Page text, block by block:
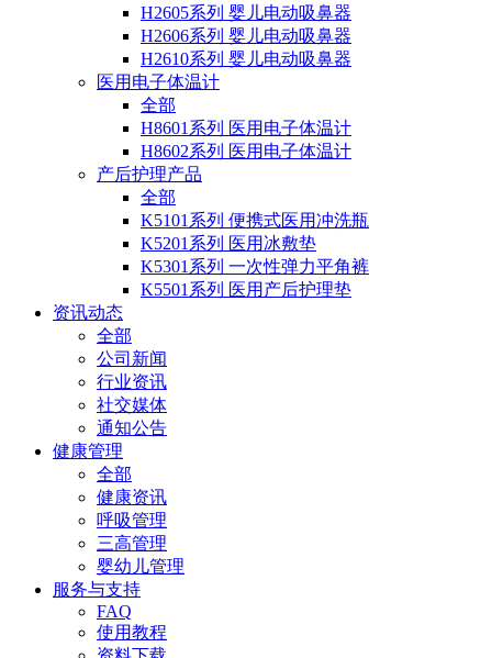
H2605系列 婴儿电动吸鼻器
H2606系列 婴儿电动吸鼻器
H2610系列 婴儿电动吸鼻器
医用电子体温计
全部
H8601系列 医用电子体温计
H8602系列 医用电子体温计
产后护理产品
全部
K5101系列 便携式医用冲洗瓶
K5201系列 医用冰敷垫
K5301系列 一次性弹力平角裤
K5501系列 医用产后护理垫
资讯动态
全部
公司新闻
行业资讯
社交媒体
通知公告
健康管理
全部
健康资讯
呼吸管理
三高管理
婴幼儿管理
服务与支持
FAQ
使用教程